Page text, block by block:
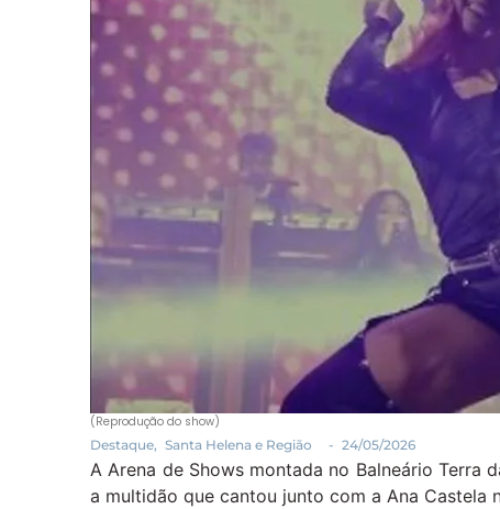
(Reprodução do show)
Destaque, Santa Helena e Região - 24/05/2026
A Arena de Shows montada no Balneário Terra
a multidão que cantou junto com a Ana Castela